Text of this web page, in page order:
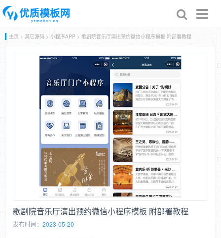
主页 > 其它源码 > 小程序APP > 歌剧院音乐厅演出预约微信小程序模板 附部署教程
歌剧院音乐厅演出预约微信小程序模板 附部署教程
发布时间： 2023-05-20